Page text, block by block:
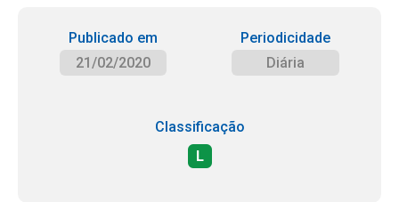
Publicado em
21/02/2020
Periodicidade
Diária
Classificação
L